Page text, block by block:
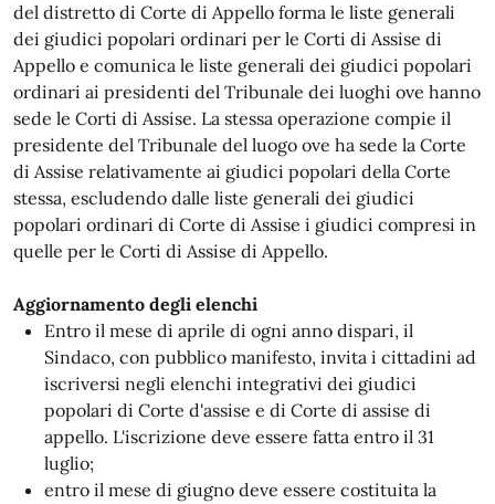
del distretto di Corte di Appello forma le liste generali
dei giudici popolari ordinari per le Corti di Assise di
Appello e comunica le liste generali dei giudici popolari
ordinari ai presidenti del Tribunale dei luoghi ove hanno
sede le Corti di Assise. La stessa operazione compie il
presidente del Tribunale del luogo ove ha sede la Corte
di Assise relativamente ai giudici popolari della Corte
stessa, escludendo dalle liste generali dei giudici
popolari ordinari di Corte di Assise i giudici compresi in
quelle per le Corti di Assise di Appello.
Aggiornamento degli elenchi
Entro il mese di aprile di ogni anno dispari, il
Sindaco, con pubblico manifesto, invita i cittadini ad
iscriversi negli elenchi integrativi dei giudici
popolari di Corte d'assise e di Corte di assise di
appello. L'iscrizione deve essere fatta entro il 31
luglio;
entro il mese di giugno deve essere costituita la